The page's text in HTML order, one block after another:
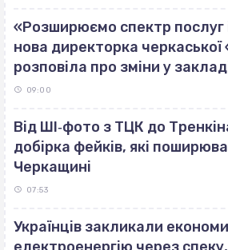
«Розширюємо спектр послуг
нова директорка черкаської
розповіла про зміни у
09:00
Від ШІ‐фото з ТЦК до
добірка фейків, які
Черкащині
07:53
Українців закликали
електроенергію через